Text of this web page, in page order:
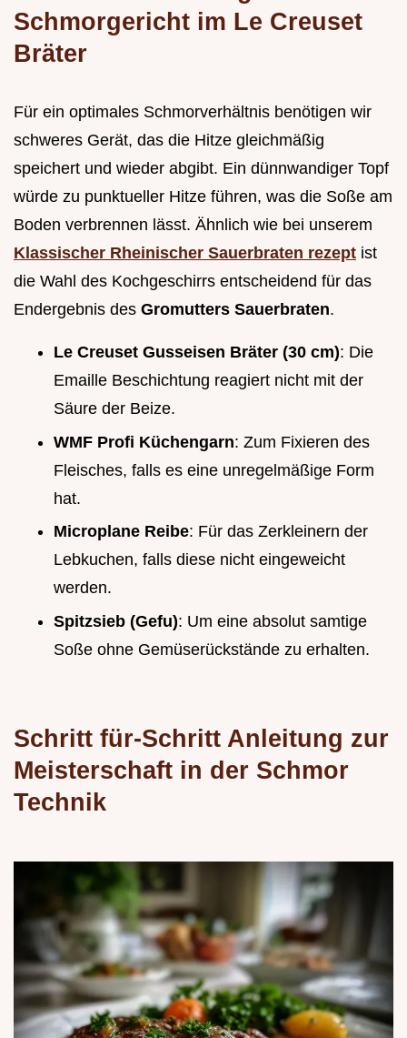
Schmorgericht im Le Creuset
Bräter
Für ein optimales Schmorverhältnis benötigen wir
schweres Gerät, das die Hitze gleichmäßig
speichert und wieder abgibt. Ein dünnwandiger Topf
würde zu punktueller Hitze führen, was die Soße am
Boden verbrennen lässt. Ähnlich wie bei unserem
Klassischer Rheinischer Sauerbraten rezept ist
die Wahl des Kochgeschirrs entscheidend für das
Endergebnis des Gromutters Sauerbraten.
Le Creuset Gusseisen Bräter (30 cm): Die
Emaille Beschichtung reagiert nicht mit der
Säure der Beize.
WMF Profi Küchengarn: Zum Fixieren des
Fleisches, falls es eine unregelmäßige Form
hat.
Microplane Reibe: Für das Zerkleinern der
Lebkuchen, falls diese nicht eingeweicht
werden.
Spitzsieb (Gefu): Um eine absolut samtige
Soße ohne Gemüserückstände zu erhalten.
Schritt für-Schritt Anleitung zur
Meisterschaft in der Schmor
Technik